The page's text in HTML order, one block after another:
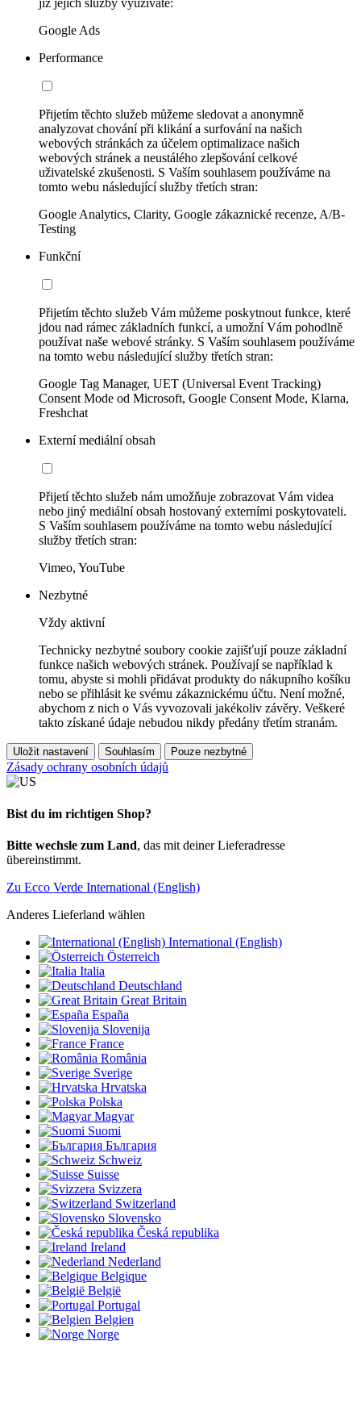
již jejich služby využíváte:
Google Ads
Performance
Přijetím těchto služeb můžeme sledovat a anonymně
analyzovat chování při klikání a surfování na našich
webových stránkách za účelem optimalizace našich
webových stránek a neustálého zlepšování celkové
uživatelské zkušenosti. S Vaším souhlasem používáme na
tomto webu následující služby třetích stran:
Google Analytics, Clarity, Google zákaznické recenze, A/B-
Testing
Funkční
Přijetím těchto služeb Vám můžeme poskytnout funkce, které
jdou nad rámec základních funkcí, a umožní Vám pohodlně
používat naše webové stránky. S Vaším souhlasem používáme
na tomto webu následující služby třetích stran:
Google Tag Manager, UET (Universal Event Tracking)
Consent Mode od Microsoft, Google Consent Mode, Klarna,
Freshchat
Externí mediální obsah
Přijetí těchto služeb nám umožňuje zobrazovat Vám videa
nebo jiný mediální obsah hostovaný externími poskytovateli.
S Vaším souhlasem používáme na tomto webu následující
služby třetích stran:
Vimeo, YouTube
Nezbytné
Vždy aktivní
Technicky nezbytné soubory cookie zajišťují pouze základní
funkce našich webových stránek. Používají se například k
tomu, abyste si mohli přidávat produkty do nákupního košíku
nebo se přihlásit ke svému zákaznickému účtu. Není možné,
abychom z nich o Vás vyvozovali jakékoliv závěry. Veškeré
takto získané údaje nebudou nikdy předány třetím stranám.
Uložit nastavení Souhlasím Pouze nezbytné
Zásady ochrany osobních údajů
Bist du im richtigen Shop?
Bitte wechsle zum Land, das mit deiner Lieferadresse
übereinstimmt.
Zu Ecco Verde International (English)
Anderes Lieferland wählen
International (English)
Österreich
Italia
Deutschland
Great Britain
España
Slovenija
France
România
Sverige
Hrvatska
Polska
Magyar
Suomi
България
Schweiz
Suisse
Svizzera
Switzerland
Slovensko
Česká republika
Ireland
Nederland
Belgique
België
Portugal
Belgien
Norge